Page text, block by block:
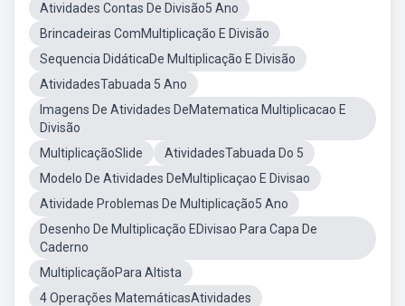
Atividades Contas De Divisão5 Ano
Brincadeiras ComMultiplicação E Divisão
Sequencia DidáticaDe Multiplicação E Divisão
AtividadesTabuada 5 Ano
Imagens De Atividades DeMatematica Multiplicacao E
Divisão
MultiplicaçãoSlide
AtividadesTabuada Do 5
Modelo De Atividades DeMultiplicaçao E Divisao
Atividade Problemas De Multiplicação5 Ano
Desenho De Multiplicação EDivisao Para Capa De
Caderno
MultiplicaçãoPara Altista
4 Operações MatemáticasAtividades